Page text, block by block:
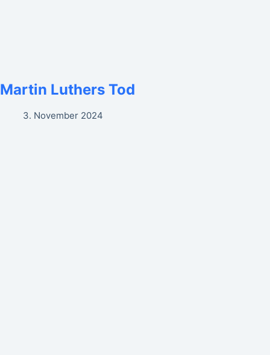
Martin Luthers Tod
3. November 2024